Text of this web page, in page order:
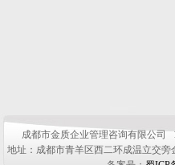
成都市金质企业管理咨询有限公司
地址：成都市青羊区西二环成温立交